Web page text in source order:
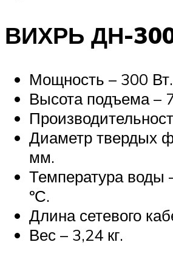
ВИХРЬ ДН-
Мощность – 300 Вт.
Высота подъема –
Диаметр твердых
мм.
Температура воды
ºС.
Длина сетевого
Вес – 3,24 кг.